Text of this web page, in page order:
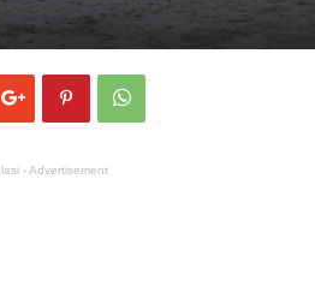
- Advertisement